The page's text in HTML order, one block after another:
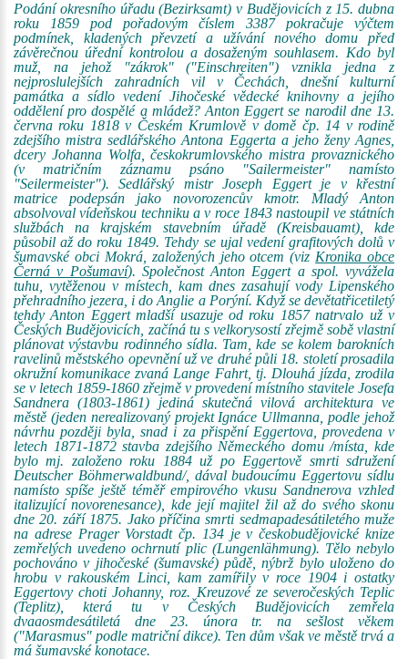
Podání okresního úřadu (Bezirksamt) v Budějovicích z 15. dubna
roku 1859 pod pořadovým číslem 3387 pokračuje výčtem
podmínek, kladených převzetí a užívání nového domu před
závěrečnou úřední kontrolou a dosaženým souhlasem. Kdo byl
muž, na jehož "zákrok" ("Einschreiten") vznikla jedna z
nejproslulejších zahradních vil v Čechách, dnešní kulturní
památka a sídlo vedení Jihočeské vědecké knihovny a jejího
oddělení pro dospělé a mládež? Anton Eggert se narodil dne 13.
června roku 1818 v Českém Krumlově v domě čp. 14 v rodině
zdejšího mistra sedlářského Antona Eggerta a jeho ženy Agnes,
dcery Johanna Wolfa, českokrumlovského mistra provaznického
(v matričním záznamu psáno "Sailermeister" namísto
"Seilermeister"). Sedlářský mistr Joseph Eggert je v křestní
matrice podepsán jako novorozencův kmotr. Mladý Anton
absolvoval vídeňskou techniku a v roce 1843 nastoupil ve státních
službách na krajském stavebním úřadě (Kreisbauamt), kde
působil až do roku 1849. Tehdy se ujal vedení grafitových dolů v
šumavské obci Mokrá, založených jeho otcem (viz Kronika obce
Černá v Pošumaví). Společnost Anton Eggert a spol. vyvážela
tuhu, vytěženou v místech, kam dnes zasahují vody Lipenského
přehradního jezera, i do Anglie a Porýní. Když se devětatřicetiletý
tehdy Anton Eggert mladší usazuje od roku 1857 natrvalo už v
Českých Budějovicích, začíná tu s velkorysostí zřejmě sobě vlastní
plánovat výstavbu rodinného sídla. Tam, kde se kolem barokních
ravelinů městského opevnění už ve druhé půli 18. století prosadila
okružní komunikace zvaná Lange Fahrt, tj. Dlouhá jízda, zrodila
se v letech 1859-1860 zřejmě v provedení místního stavitele Josefa
Sandnera (1803-1861) jediná skutečná vilová architektura ve
městě (jeden nerealizovaný projekt Ignáce Ullmanna, podle jehož
návrhu později byla, snad i za přispění Eggertova, provedena v
letech 1871-1872 stavba zdejšího Německého domu /místa, kde
bylo mj. založeno roku 1884 už po Eggertově smrti sdružení
Deutscher Böhmerwaldbund/, dával budoucímu Eggertovu sídlu
namísto spíše ještě téměř empirového vkusu Sandnerova vzhled
italizující novorenesance), kde její majitel žil až do svého skonu
dne 20. září 1875. Jako příčina smrti sedmapadesátiletého muže
na adrese Prager Vorstadt čp. 134 je v českobudějovické knize
zemřelých uvedeno ochrnutí plic (Lungenlähmung). Tělo nebylo
pochováno v jihočeské (šumavské) půdě, nýbrž bylo uloženo do
hrobu v rakouském Linci, kam zamířily v roce 1904 i ostatky
Eggertovy choti Johanny, roz. Kreuzové ze severočeských Teplic
(Teplitz), která tu v Českých Budějovicích zemřela
dvaaosmdesátiletá dne 23. února tr. na sešlost věkem
("Marasmus" podle matriční dikce). Ten dům však ve městě trvá a
má šumavské konotace.